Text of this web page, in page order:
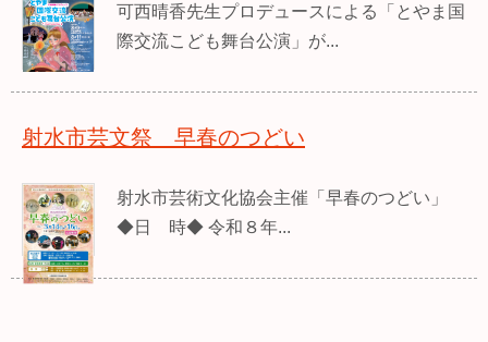
可西晴香先生プロデュースによる「とやま国
際交流こども舞台公演」が...
射水市芸文祭 早春のつどい
射水市芸術文化協会主催「早春のつどい」
◆日 時◆ 令和８年...